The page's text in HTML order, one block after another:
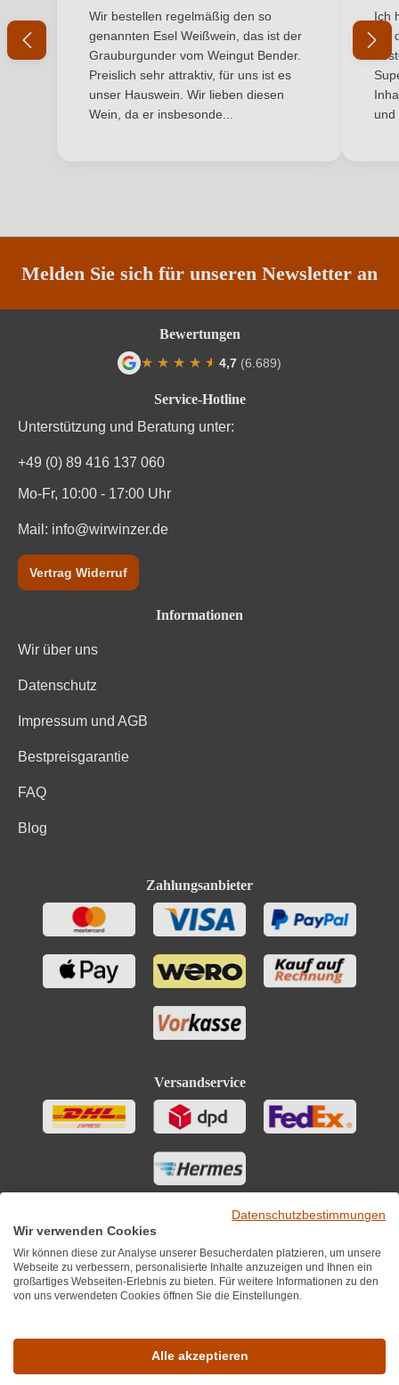
Qualität Vino Generico
Rebsorte Chardonnay
Lombardei
Ihr Passwort
Ich habe mein Passwort vergessen
Durchschnittliche Bewertung von 5 von 5 Sternen
Wir bestellen regelmäßig den so
genannten Esel Weißwein, das ist der
Grauburgunder vom Weingut Bender.
Preislich sehr attraktiv, für uns ist es
unser Hauswein. Wir lieben diesen
Wein, da er insbesonde...
Ich
mit
und
Melden Sie sich für unseren Newsletter an
Service-Hotline
Unterstützung und Beratung unter:
+49 (0) 89 416 137 060
Mo-Fr, 10:00 - 17:00 Uhr
Mail: info@wirwinzer.de
Vertrag Widerruf
Informationen
Wir über uns
Datenschutz
Impressum und AGB
Bestpreisgarantie
FAQ
Blog
Zahlungsanbieter
Versandservice
Bewertungen
★ ★ ★ ★ ★
★ 4,7 (6.689)
Datenschutzbestimmungen
Wir verwenden Cookies
Wir können diese zur Analyse unserer Besucherdaten platzieren, um unsere
Webseite zu verbessern, personalisierte Inhalte anzuzeigen und Ihnen ein
großartiges Webseiten-Erlebnis zu bieten. Für weitere Informationen zu den
von uns verwendeten Cookies öffnen Sie die Einstellungen.
Alle akzeptieren